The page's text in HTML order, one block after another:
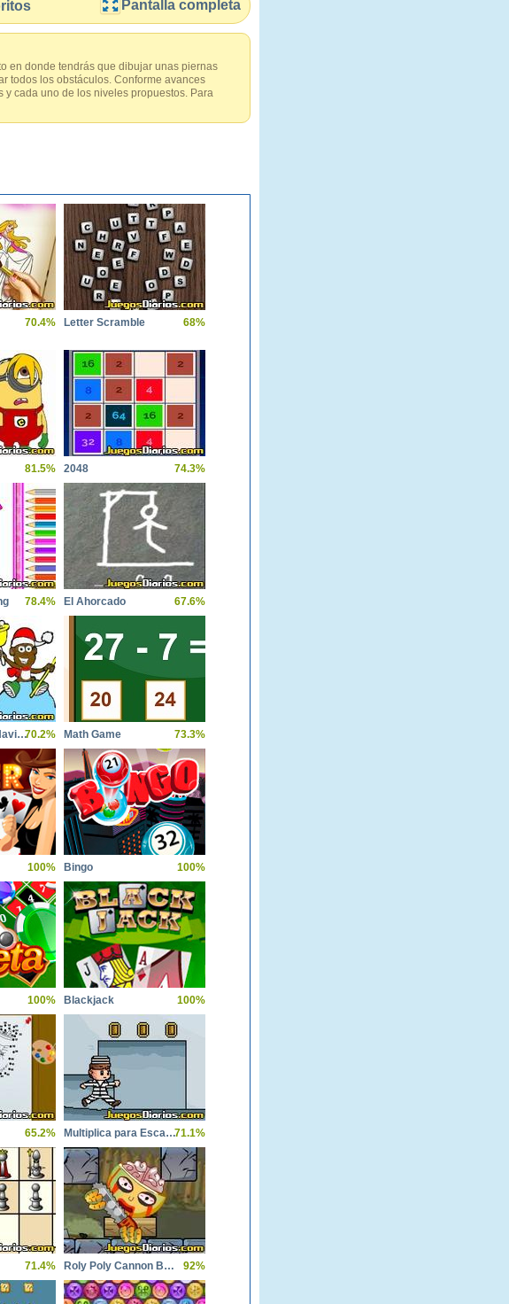
Pantalla completa
en donde tendrás que dibujar unas piernas
todos los obstáculos. Conforme avances
cada uno de los niveles propuestos. Para
70.4% Letter Scramble 68%
81.5% 2048 74.3%
78.4% El Ahorcado 67.6%
Pinta a Dora en Navidad70.2% Math Game 73.3%
100% Bingo 100%
100% Blackjack 100%
65.2% Multiplica para Escapar71.1%
71.4% Roly Poly Cannon BMP 92%